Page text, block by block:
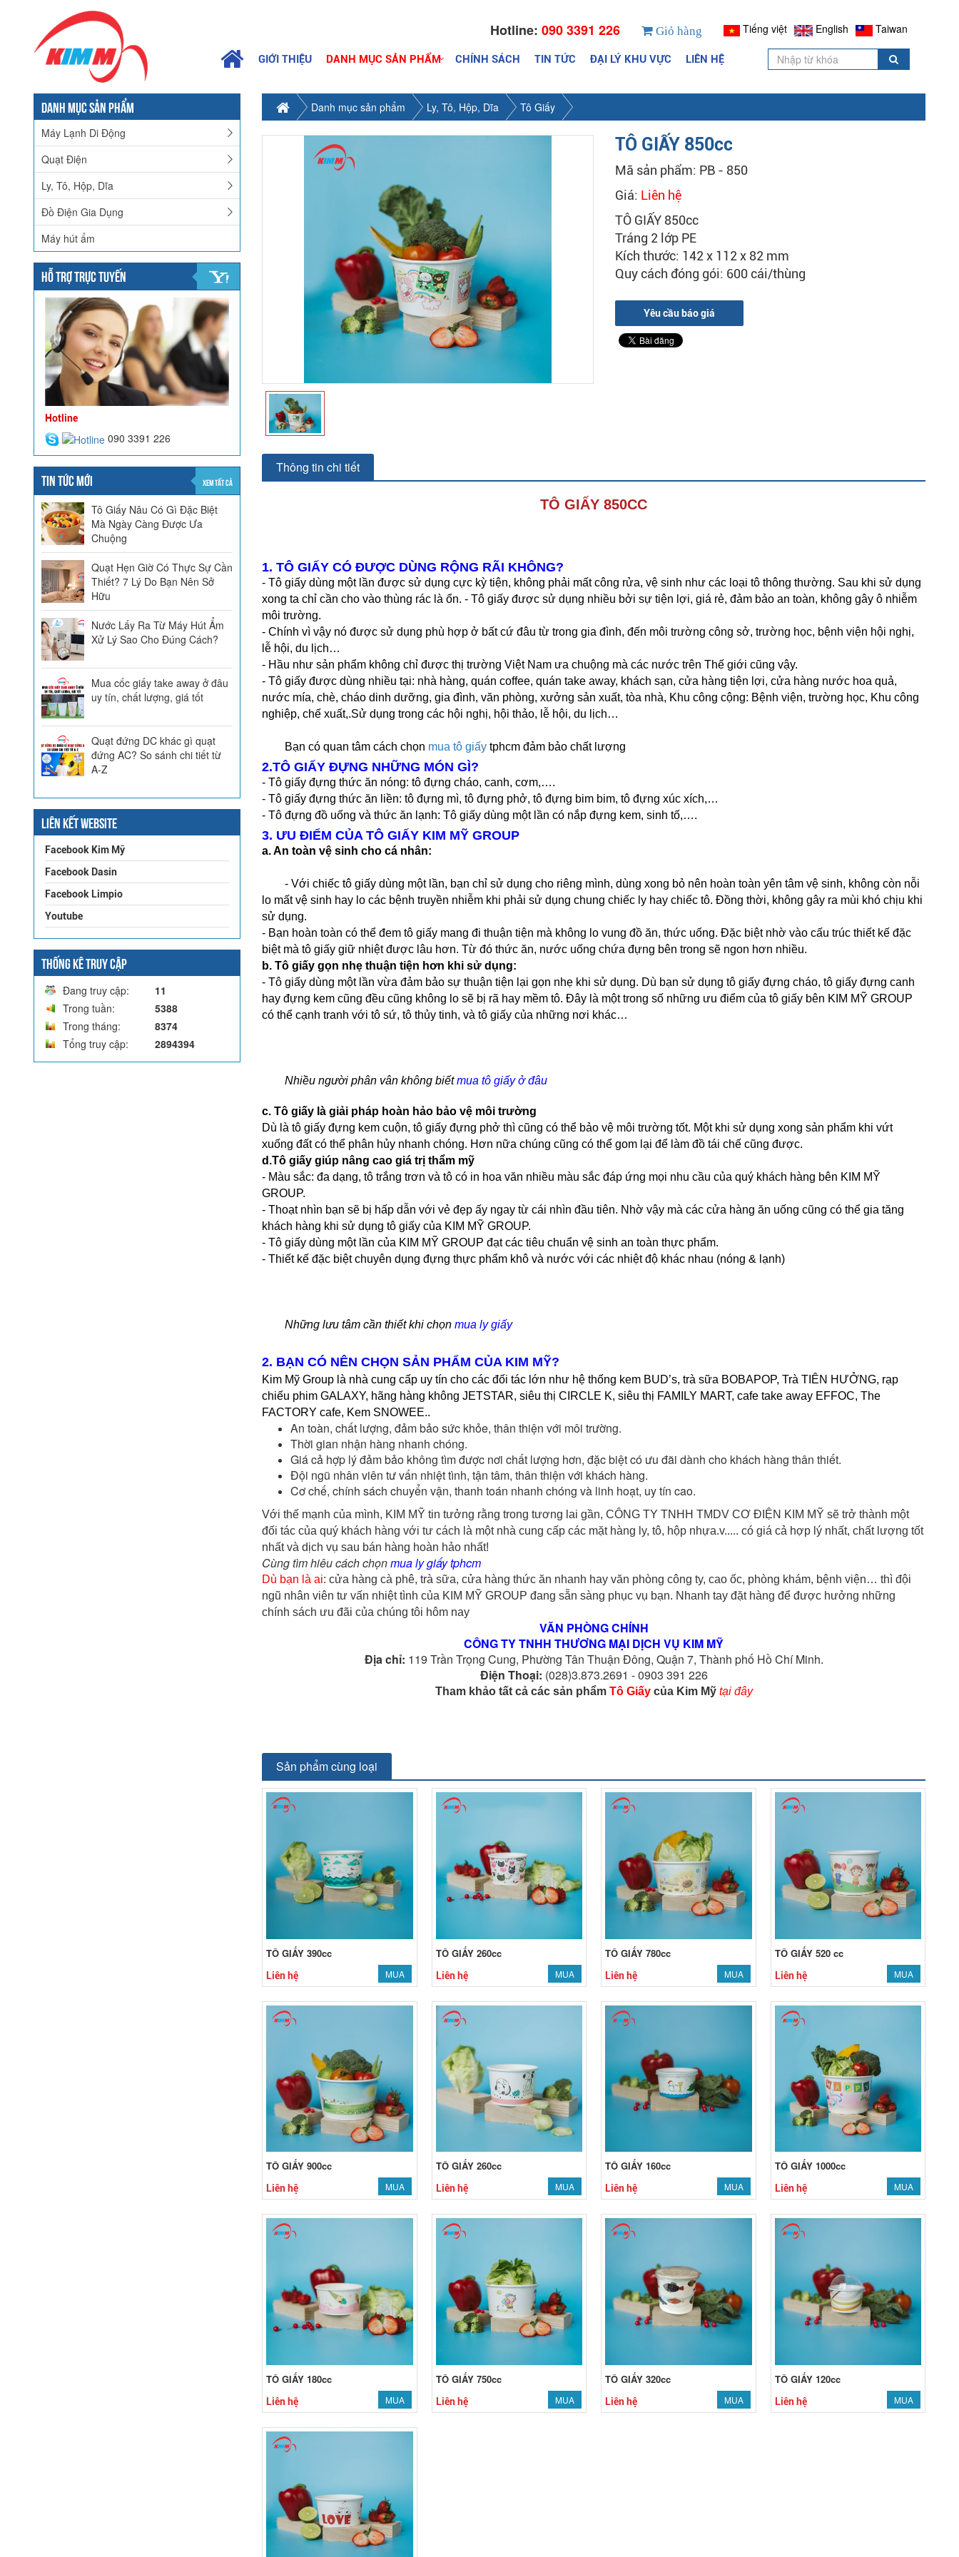
Hotline: 090 3391 226 Giỏ hàng Tiếng việt English Taiwan
GIỚI THIỆU DANH MỤC SẢN PHẨM CHÍNH SÁCH TIN TỨC ĐẠI LÝ KHU VỰC LIÊN HỆ
DANH MỤC SẢN PHẨM
Máy Lạnh Di Động
Quạt Điện
Ly, Tô, Hộp, Dĩa
Đồ Điện Gia Dụng
Máy hút ẩm
HỖ TRỢ TRỰC TUYẾN
Hotline
090 3391 226
TIN TỨC MỚI XEM TẤT CẢ
Tô Giấy Nâu Có Gì Đặc Biệt
Mà Ngày Càng Được Ưa
Chuộng
Quạt Hẹn Giờ Có Thực Sự Cần
Thiết? 7 Lý Do Bạn Nên Sở
Hữu
Nước Lấy Ra Từ Máy Hút Ẩm
Xử Lý Sao Cho Đúng Cách?
Mua cốc giấy take away ở đâu
uy tín, chất lượng, giá tốt
Quạt đứng DC khác gì quạt
đứng AC? So sánh chi tiết từ
A-Z
LIÊN KẾT WEBSITE
Facebook Kim Mỹ
Facebook Dasin
Facebook Limpio
Youtube
THỐNG KÊ TRUY CẬP
Đang truy cập:
11
Trong tuần:
5388
Trong tháng:
8374
Tổng truy cập:
2894394
Danh mục sản phẩm Ly, Tô, Hộp, Dĩa Tô Giấy
TÔ GIẤY 850cc
Mã sản phẩm: PB - 850
Giá: Liên hệ
TÔ GIẤY 850cc
Tráng 2 lớp PE
Kích thước: 142 x 112 x 82 mm
Quy cách đóng gói: 600 cái/thùng
Yêu cầu báo giá
Thông tin chi tiết
TÔ GIẤY 850CC
1. TÔ GIẤY CÓ ĐƯỢC DÙNG RỘNG RÃI KHÔNG?
- Tô giấy dùng một lần được sử dụng cực kỳ tiện, không phải mất công rửa, vệ sinh như các loại tô thông thường. Sau khi sử dụng
xong ta chỉ cần cho vào thùng rác là ổn. - Tô giấy được sử dụng nhiều bởi sự tiện lợi, giá rẻ, đảm bảo an toàn, không gây ô nhiễm
môi trường.
- Chính vì vậy nó được sử dụng phù hợp ở bất cứ đâu từ trong gia đình, đến môi trường công sở, trường học, bệnh viện hội nghị,
lễ hội, du lịch…
- Hầu như sản phẩm không chỉ được thị trường Việt Nam ưa chuộng mà các nước trên Thế giới cũng vậy.
- Tô giấy được dùng nhiều tại: nhà hàng, quán coffee, quán take away, khách sạn, cửa hàng tiện lợi, cửa hàng nước hoa quả,
nước mía, chè, cháo dinh dưỡng, gia đình, văn phòng, xưởng sản xuất, tòa nhà, Khu công cộng: Bệnh viện, trường học, Khu công
nghiệp, chế xuất,.Sử dụng trong các hội nghị, hội thảo, lễ hội, du lịch…
	Bạn có quan tâm cách chọn
mua tô giấy tphcm đảm bảo chất lượng
2.TÔ GIẤY ĐỰNG NHỮNG MÓN GÌ?
- Tô giấy đựng thức ăn nóng: tô đựng cháo, canh, cơm,….
- Tô giấy đựng thức ăn liền: tô đựng mì, tô đựng phở, tô đựng bim bim, tô đựng xúc xích,…
- Tô đựng đồ uống và thức ăn lạnh: Tô giấy dùng một lần có nắp đựng kem, sinh tố,….
3. ƯU ĐIỂM CỦA TÔ GIẤY KIM MỸ GROUP
a. An toàn vệ sinh cho cá nhân:
lo mất vệ sinh hay lo các bệnh truyền nhiễm khi phải sử dụng chung chiếc ly hay chiếc tô. Đồng thời, không gây ra mùi khó chịu khi
sử dụng.
- Bạn hoàn toàn có thể đem tô giấy mang đi thuận tiện mà không lo vung đồ ăn, thức uống. Đặc biệt nhờ vào cấu trúc thiết kế đặc
biệt mà tô giấy giữ nhiệt được lâu hơn. Từ đó thức ăn, nước uống chứa đựng bên trong sẽ ngon hơn nhiều.
b. Tô giấy gọn nhẹ thuận tiện hơn khi sử dụng:
- Tô giấy dùng một lần vừa đảm bảo sự thuận tiện lại gọn nhẹ khi sử dụng. Dù bạn sử dụng tô giấy đựng cháo, tô giấy đựng canh
hay đựng kem cũng đều cũng không lo sẽ bị rã hay mềm tô. Đây là một trong số những ưu điểm của tô giấy bên KIM MỸ GROUP
có thể cạnh tranh với tô sứ, tô thủy tinh, và tô giấy của những nơi khác…
Nhiều người phân vân không biết mua tô giấy ở đâu
c. Tô giấy là giải pháp hoàn hảo bảo vệ môi trường
Dù là tô giấy đựng kem cuộn, tô giấy đựng phở thì cũng có thể bảo vệ môi trường tốt. Một khi sử dụng xong sản phẩm khi vứt
xuống đất có thể phân hủy nhanh chóng. Hơn nữa chúng cũng có thể gom lại để làm đồ tái chế cũng được.
d.Tô giấy giúp nâng cao giá trị thẩm mỹ
- Màu sắc: đa dạng, tô trắng trơn và tô có in hoa văn nhiều màu sắc đáp ứng mọi nhu cầu của quý khách hàng bên KIM MỸ
GROUP.
- Thoạt nhìn bạn sẽ bị hấp dẫn với vẻ đẹp ấy ngay từ cái nhìn đầu tiên. Nhờ vậy mà các cửa hàng ăn uống cũng có thể gia tăng
khách hàng khi sử dụng tô giấy của KIM MỸ GROUP.
- Tô giấy dùng một lần của KIM MỸ GROUP đạt các tiêu chuẩn vệ sinh an toàn thực phẩm.
- Thiết kế đặc biệt chuyên dụng đựng thực phẩm khô và nước với các nhiệt độ khác nhau (nóng & lạnh)
Những lưu tâm cần thiết khi chọn mua ly giấy
2. BẠN CÓ NÊN CHỌN SẢN PHẨM CỦA KIM MỸ?
Kim Mỹ Group là nhà cung cấp uy tín cho các đối tác lớn như hệ thống kem BUD’s, trà sữa BOBAPOP, Trà TIÊN HƯỞNG, rạp
chiếu phim GALAXY, hãng hàng không JETSTAR, siêu thị CIRCLE K, siêu thị FAMILY MART, cafe take away EFFOC, The
FACTORY cafe, Kem SNOWEE..
An toàn, chất lượng, đảm bảo sức khỏe, thân thiện với môi trường.
Thời gian nhận hàng nhanh chóng.
Giá cả hợp lý đảm bảo không tìm được nơi chất lượng hơn, đặc biệt có ưu đãi dành cho khách hàng thân thiết.
Đội ngũ nhân viên tư vấn nhiệt tình, tận tâm, thân thiện với khách hàng.
Cơ chế, chính sách chuyển vận, thanh toán nhanh chóng và linh hoạt, uy tín cao.
Với thế mạnh của mình, KIM MỸ tin tưởng rằng trong tương lai gần, CÔNG TY TNHH TMDV CƠ ĐIỆN KIM MỸ sẽ trở thành một
đối tác của quý khách hàng với tư cách là một nhà cung cấp các mặt hàng ly, tô, hộp nhựa.v..... có giá cả hợp lý nhất, chất lượng tốt
nhất và dịch vụ sau bán hàng hoàn hảo nhất!
Cùng tìm hiêu cách chọnmua ly giấy tphcm
Dù bạn là ai: cửa hàng cà phê, trà sữa, cửa hàng thức ăn nhanh hay văn phòng công ty, cao ốc, phòng khám, bệnh viện… thì đội
ngũ nhân viên tư vấn nhiệt tình của KIM MỸ GROUP đang sẵn sàng phục vụ bạn. Nhanh tay đặt hàng để được hưởng những
chính sách ưu đãi của chúng tôi hôm nay
VĂN PHÒNG CHÍNH
CÔNG TY TNHH THƯƠNG MẠI DỊCH VỤ KIM MỸ
Địa chỉ: 119 Trần Trọng Cung, Phường Tân Thuận Đông, Quận 7, Thành phố Hồ Chí Minh.
Điện Thoại: (028)3.873.2691 - 0903 391 226
Tham khảo tất cả các sản phẩm Tô Giấy của Kim Mỹ tại đây
Sản phẩm cùng loại
TÔ GIẤY 390cc
Liên hệ MUA
TÔ GIẤY 260cc
Liên hệ MUA
TÔ GIẤY 780cc
Liên hệ MUA
TÔ GIẤY 520 cc
Liên hệ MUA
TÔ GIẤY 900cc
Liên hệ MUA
TÔ GIẤY 260cc
Liên hệ MUA
TÔ GIẤY 160cc
Liên hệ MUA
TÔ GIẤY 1000cc
Liên hệ MUA
TÔ GIẤY 180cc
Liên hệ MUA
TÔ GIẤY 750cc
Liên hệ MUA
TÔ GIẤY 320cc
Liên hệ MUA
TÔ GIẤY 120cc
Liên hệ MUA